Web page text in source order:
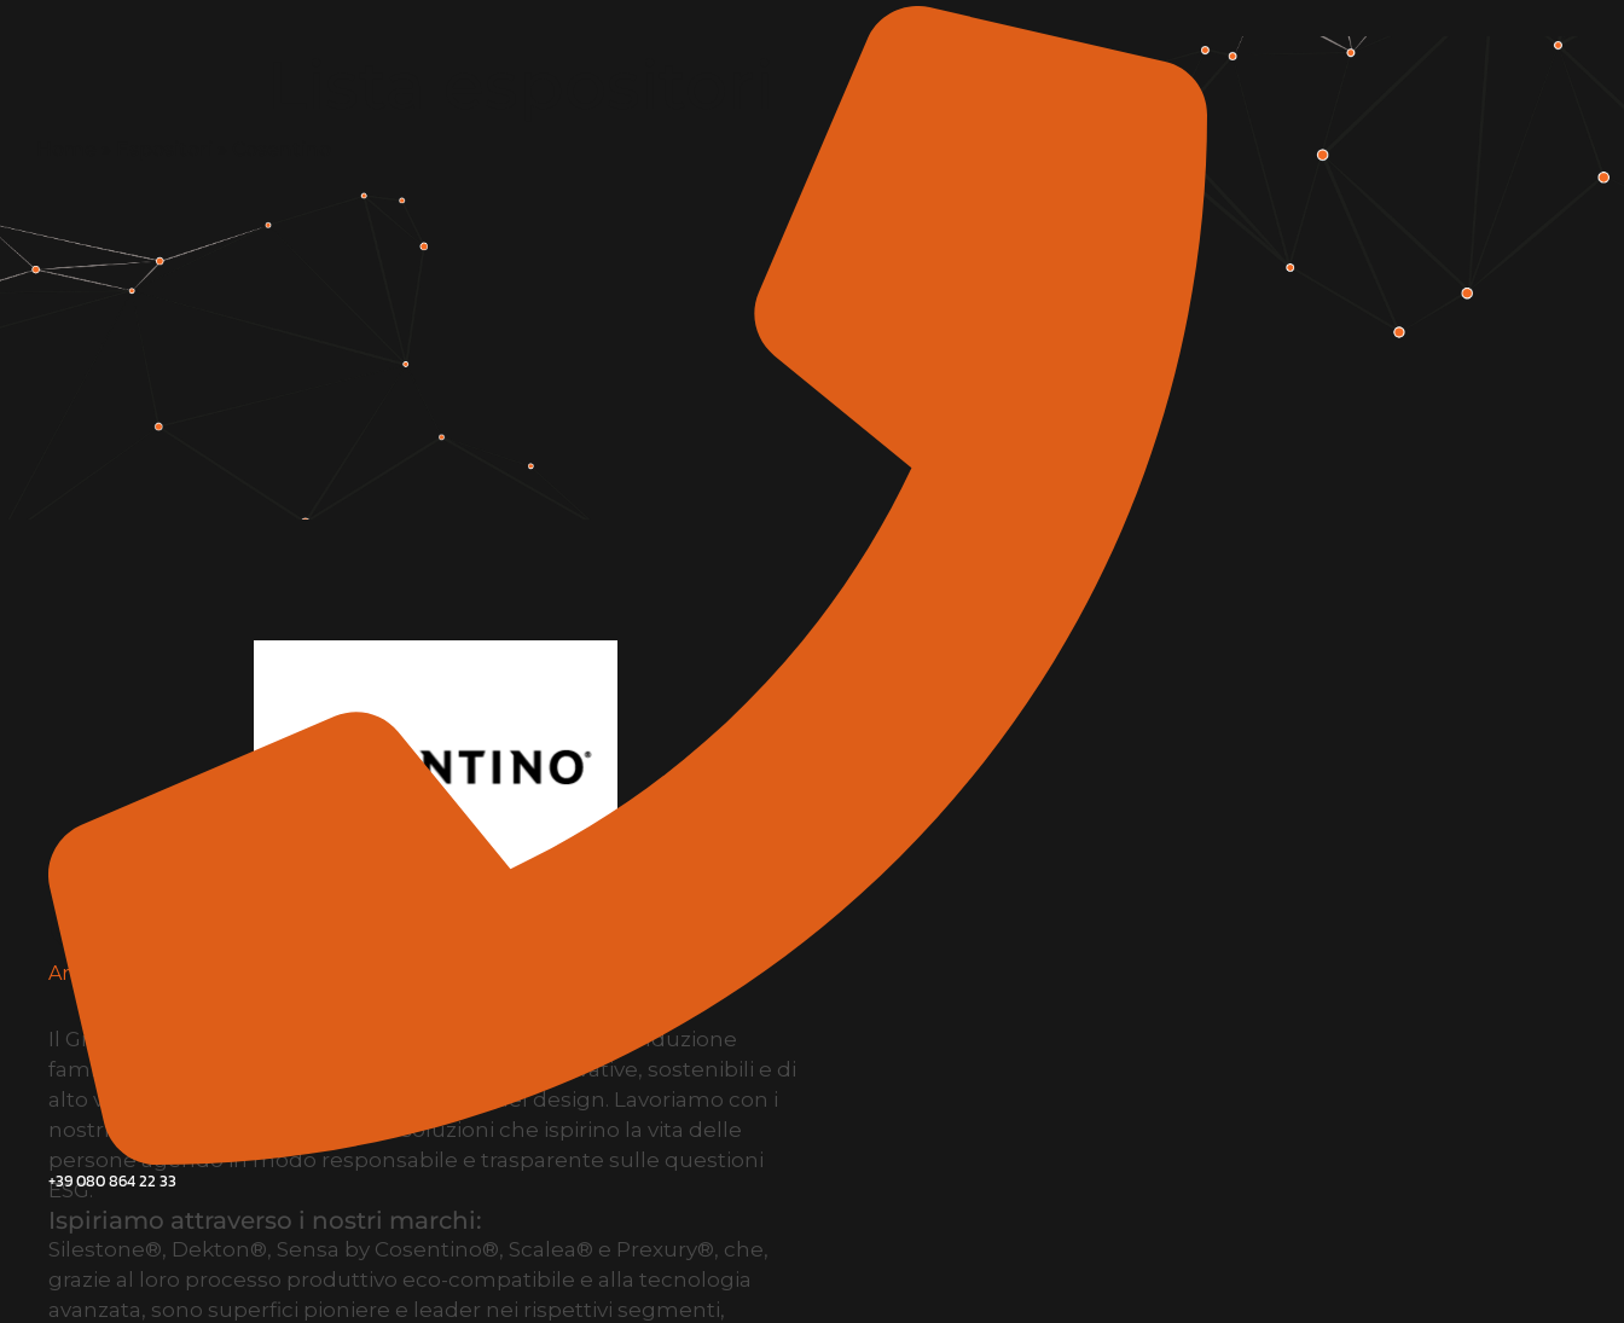
+39 080 864 22 33
Cosentino
Architettura e design
Il Gruppo Cosentino è un’azienda globale spagnola, a conduzione
familiare, che produce e distribuisce superfici innovative, sostenibili e di
alto valore per il mondo dell’architettura e del design. Lavoriamo con i
nostri clienti e partner per fornire soluzioni che ispirino la vita delle
persone agendo in modo responsabile e trasparente sulle questioni
ESG.
Ispiriamo attraverso i nostri marchi:
Silestone®, Dekton®, Sensa by Cosentino®, Scalea® e Prexury®, che,
grazie al loro processo produttivo eco-compatibile e alla tecnologia
avanzata, sono superfici pioniere e leader nei rispettivi segmenti,